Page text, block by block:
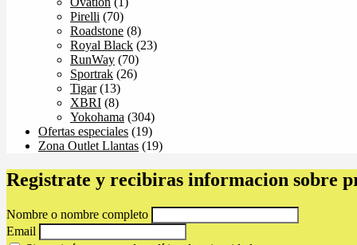
Pirelli (70)
Roadstone (8)
Royal Black (23)
RunWay (70)
Sportrak (26)
Tigar (13)
XBRI (8)
Yokohama (304)
Ofertas especiales (19)
Zona Outlet Llantas (19)
Registrate y recibiras informacion sobre
Nombre o nombre completo
Email